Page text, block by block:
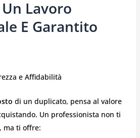
Lavoro
E Garantito
e Affidabilità
di un duplicato, pensa al valore
Un professionista non ti
ma ti offre: